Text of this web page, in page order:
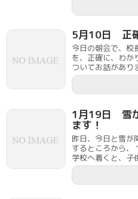
5月10日 正
今日の朝会で、校
を、正確に、わか
ついてお話があり
1月19日 雪
ます！
昨日、今日と雪が
するところから、
学校へ着くと、子